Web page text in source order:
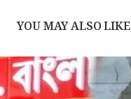
YOU MAY ALSO LIKE